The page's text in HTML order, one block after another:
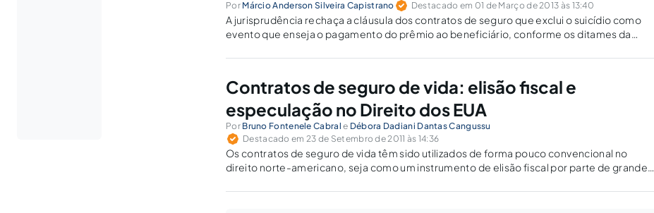
Por Márcio Anderson Silveira Capistrano Destacado em 01 de Março de 2013 às 13:40
A jurisprudência rechaça a cláusula dos contratos de seguro que exclui o suicídio como
evento que enseja o pagamento do prêmio ao beneficiário, conforme os ditames da
Contratos de seguro de vida: elisão fiscal e
especulação no Direito dos EUA
Por Bruno Fontenele Cabral e Débora Dadiani Dantas Cangussu
Destacado em 23 de Setembro de 2011 às 14:36
Os contratos de seguro de vida têm sido utilizados de forma pouco convencional no
direito norte-americano, seja como um instrumento de elisão fiscal por parte de grandes